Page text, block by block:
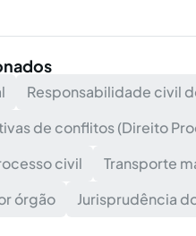
Responsabilidade civil
de conflitos (Direito
civil
Transporte
órgão
Jurisprudência do